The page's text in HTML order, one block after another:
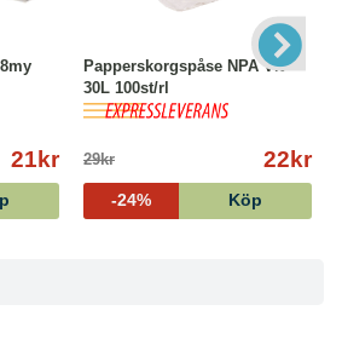
21kr
Papperskorgspåse NPA Vit
30L 100st/rl
29kr 22kr
-24% Köp